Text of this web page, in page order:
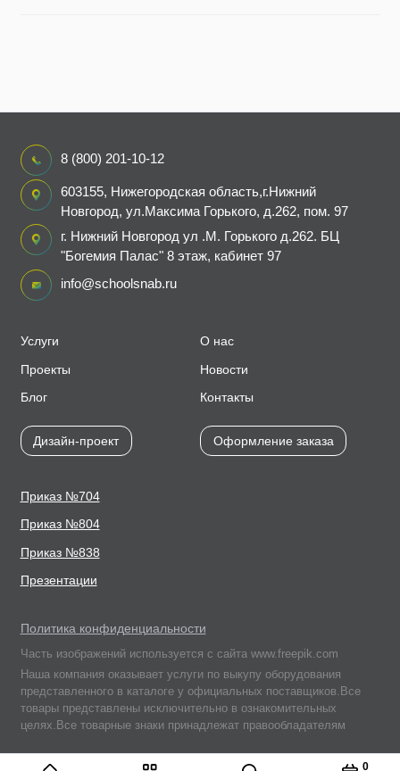
0
Услуги
Проекты
Блог
Дизайн-проект
О нас
Новости
Контакты
Оформление заказа
Приказ №704
Приказ №804
Приказ №838
Презентации
8 (800) 201-10-12
603155, Нижегородская область,г.Нижний
Новгород, ул.Максима Горького, д.262, пом. 97
г. Нижний Новгород ул .М. Горького д.262. БЦ
"Богемия Палас" 8 этаж, кабинет 97
info@schoolsnab.ru
Политика конфиденциальности
Часть изображений используется с сайта www.freepik.com
Наша компания оказывает услуги по выкупу оборудования
представленного в каталоге у официальных поставщиков.Все
товары представлены исключительно в ознакомительных
целях.Все товарные знаки принадлежат правообладателям
Подписывайтесь